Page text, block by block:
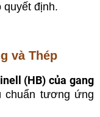
quyết định.
và Thép
(HB) của gang
chuẩn tương ứng